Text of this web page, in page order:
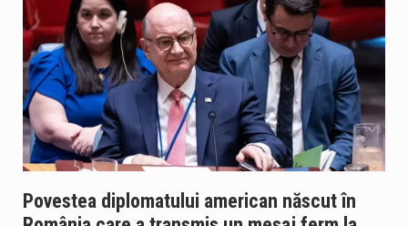
Povestea diplomatului american născut în